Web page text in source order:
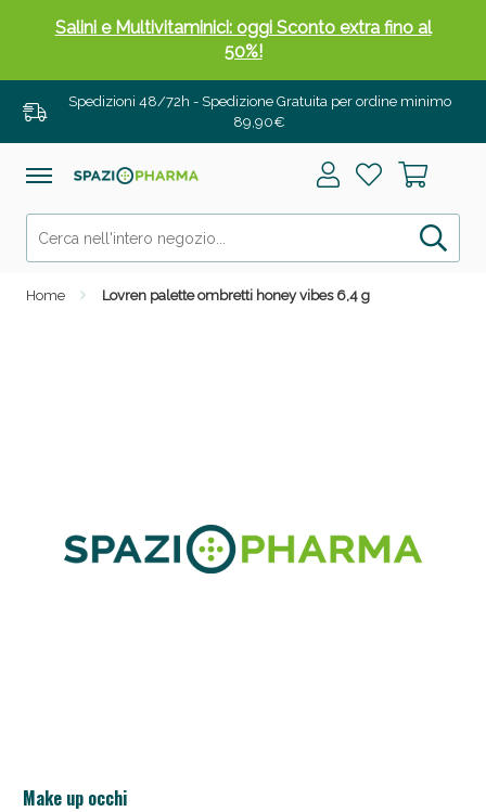
Spedizioni 48/72h - Spedizione Gratuita per ordine minimo
89,90€
Home Lovren palette ombretti honey vibes 6,4 g
Make up occhi
Salini e Multivitaminici: oggi Sconto extra fino al
50%!
Anticellulite e Fanghi: Sconto fino al 40% valido